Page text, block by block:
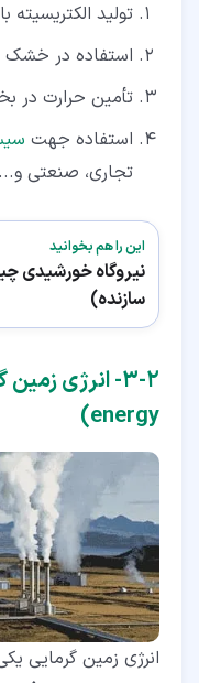
تولید الکتریسیته با
استفاده در خشک
تأمین حرارت
استفاده جهت
تجاری، صنعتی و...
این را هم بخوانید
سازنده)
energy)
انرژی زمین گرمایی